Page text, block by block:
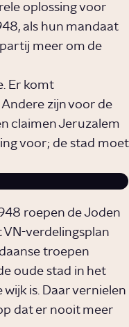
oplossing voor
als hun mandaat
meer om de
Er komt
zijn voor de
claimen Jeruzalem
voor; de stad moet
roepen de Joden
verdelingsplan
troepen
oude stad in het
is. Daar vernielen
dat er nooit meer